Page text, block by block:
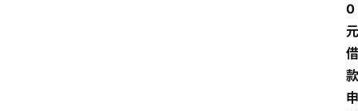
0
元
借
款
申